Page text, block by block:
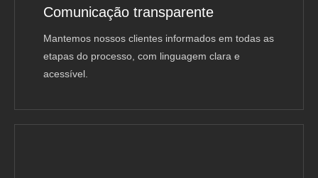
Comunicação transparente
Mantemos nossos clientes informados em todas as
etapas do processo, com linguagem clara e
acessível.